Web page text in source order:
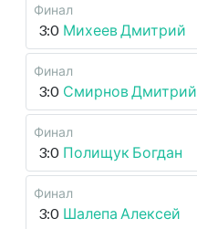
Финал
3:0 Михеев Дмитрий
Финал
3:0 Смирнов Дмитрий
Финал
3:0 Полищук Богдан
Финал
3:0 Шалепа Алексей